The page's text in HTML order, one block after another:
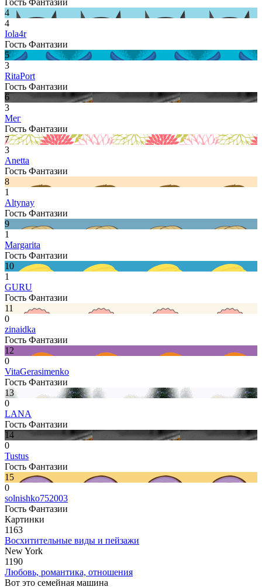
4
4
Iola4r
Гость Фантазии
5
3
RitaPort
Гость Фантазии
6
3
Мег
Гость Фантазии
7
3
Anetta
Гость Фантазии
8
1
Altynay
Гость Фантазии
9
1
Margarita
Гость Фантазии
10
1
GURU
Гость Фантазии
11
0
zinaidka
Гость Фантазии
12
0
VitaGerasimenko
Гость Фантазии
13
0
LANA
Гость Фантазии
14
0
Tustus
Гость Фантазии
15
0
solnishko752003
Гость Фантазии
Картинки
1163
Восхитительные виды и пейзажи
New York
1190
Любовь, романтика, отношения
Вот это семейная машина